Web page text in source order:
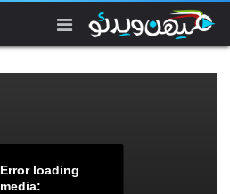
Error loading
media: